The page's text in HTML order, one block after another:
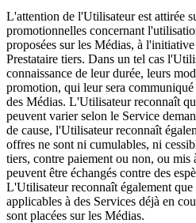
L'attention de l'Utilisateur est attirée
promotionnelles concernant
proposées sur les Médias, à
Prestataire tiers. Dans un tel cas
connaissance de leur durée, leurs
promotion, qui leur sera
des Médias. L'Utilisateur reconnaît
peuvent varier selon le Service
de cause, l'Utilisateur reconnaît
offres ne sont ni cumulables, ni
tiers, contre paiement ou non, ou
peuvent être échangés contre des
L'Utilisateur reconnaît également que
applicables à des Services déjà en
sont placées sur les Médias.